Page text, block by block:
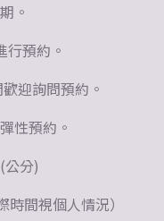
。
行預約。
迎詢問預約。
性預約。
公分)
間視個人情況）